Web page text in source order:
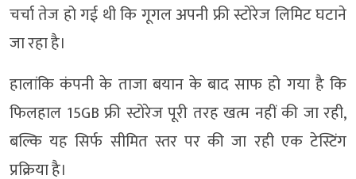
चर्चा तेज हो गई थी कि गूगल अपनी फ्री स्टोरेज लिमिट घटाने
जा रहा है।
हालांकि कंपनी के ताजा बयान के बाद साफ हो गया है कि
फिलहाल 15GB फ्री स्टोरेज पूरी तरह खत्म नहीं की जा रही,
बल्कि यह सिर्फ सीमित स्तर पर की जा रही एक टेस्टिंग
प्रक्रिया है।